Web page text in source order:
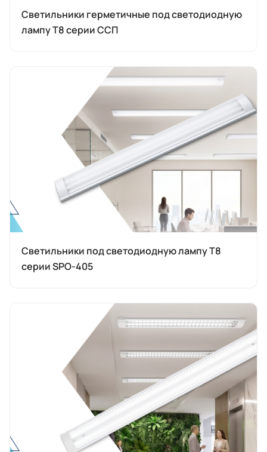
Светильники герметичные под светодиодную
лампу Т8 серии ССП
Светильники под светодиодную лампу T8
серии SPO-405